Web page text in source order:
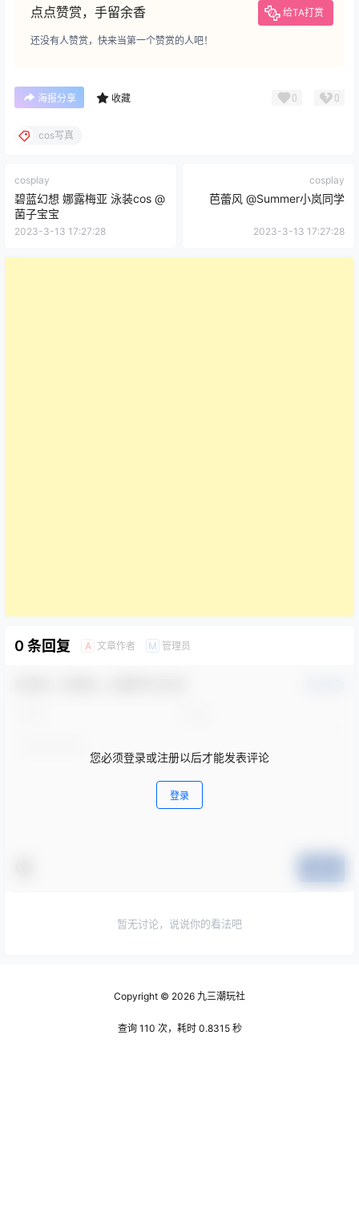
点点赞赏，手留余香 给TA打赏
还没有人赞赏，快来当第一个赞赏的人吧！
海报分享 收藏 0 0
cos写真
cosplay
碧蓝幻想 娜露梅亚 泳装cos @
菌子宝宝
2023-3-13 17:27:28
cosplay
芭蕾风 ​​​@Summer小岚同学
2023-3-13 17:27:28
0 条回复 A 文章作者 M 管理员
您必须登录或注册以后才能发表评论
登录
暂无讨论，说说你的看法吧
Copyright © 2026 九三潮玩社
查询 110 次，耗时 0.8315 秒